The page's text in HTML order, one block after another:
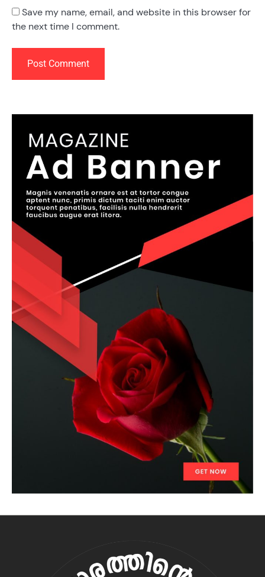
Save my name, email, and website in this browser for
the next time I comment.